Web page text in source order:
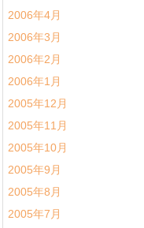
2006年4月
2006年3月
2006年2月
2006年1月
2005年12月
2005年11月
2005年10月
2005年9月
2005年8月
2005年7月